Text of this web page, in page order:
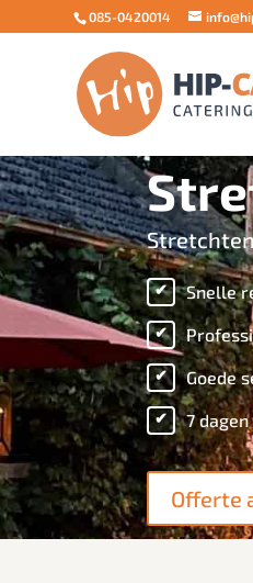
085-0420014
Snelle
Goede
7
Offerte